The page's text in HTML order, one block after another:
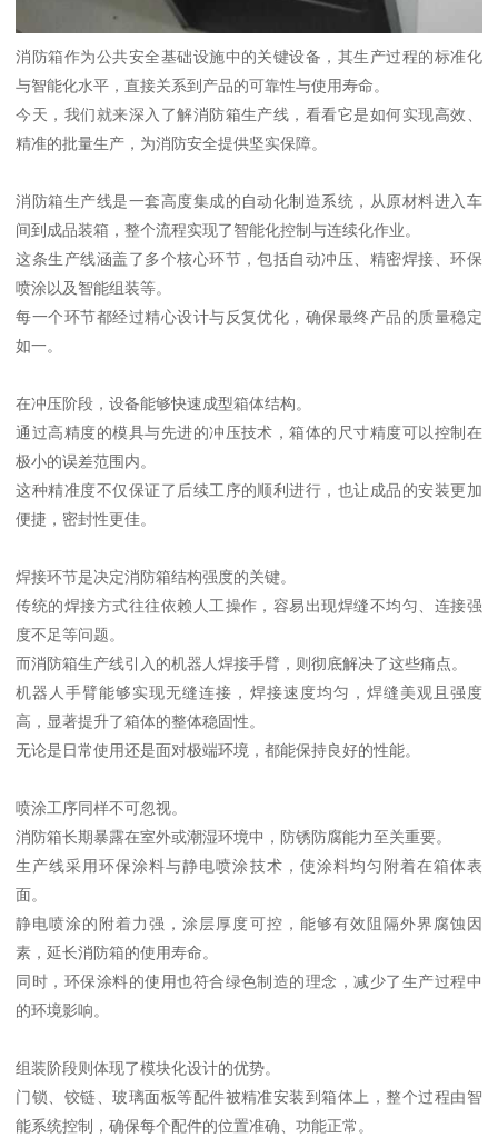
消防箱作为公共安全基础设施中的关键设备，其生产过程的标准化
与智能化水平，直接关系到产品的可靠性与使用寿命。
今天，我们就来深入了解消防箱生产线，看看它是如何实现高效、
精准的批量生产，为消防安全提供坚实保障。
消防箱生产线是一套高度集成的自动化制造系统，从原材料进入车
间到成品装箱，整个流程实现了智能化控制与连续化作业。
这条生产线涵盖了多个核心环节，包括自动冲压、精密焊接、环保
喷涂以及智能组装等。
每一个环节都经过精心设计与反复优化，确保最终产品的质量稳定
如一。
在冲压阶段，设备能够快速成型箱体结构。
通过高精度的模具与先进的冲压技术，箱体的尺寸精度可以控制在
极小的误差范围内。
这种精准度不仅保证了后续工序的顺利进行，也让成品的安装更加
便捷，密封性更佳。
焊接环节是决定消防箱结构强度的关键。
传统的焊接方式往往依赖人工操作，容易出现焊缝不均匀、连接强
度不足等问题。
而消防箱生产线引入的机器人焊接手臂，则彻底解决了这些痛点。
机器人手臂能够实现无缝连接，焊接速度均匀，焊缝美观且强度
高，显著提升了箱体的整体稳固性。
无论是日常使用还是面对极端环境，都能保持良好的性能。
喷涂工序同样不可忽视。
消防箱长期暴露在室外或潮湿环境中，防锈防腐能力至关重要。
生产线采用环保涂料与静电喷涂技术，使涂料均匀附着在箱体表
面。
静电喷涂的附着力强，涂层厚度可控，能够有效阻隔外界腐蚀因
素，延长消防箱的使用寿命。
同时，环保涂料的使用也符合绿色制造的理念，减少了生产过程中
的环境影响。
组装阶段则体现了模块化设计的优势。
门锁、铰链、玻璃面板等配件被精准安装到箱体上，整个过程由智
能系统控制，确保每个配件的位置准确、功能正常。